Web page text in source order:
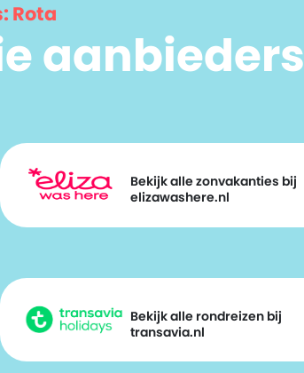
Rota
aanbieders
Bekijk alle zonvakanties bij
elizawashere.nl
Bekijk alle rondreizen bij
transavia.nl